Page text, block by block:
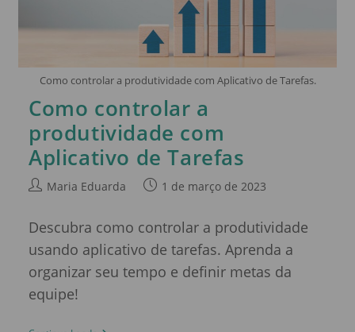
Como controlar a produtividade com Aplicativo de Tarefas.
Como controlar a
produtividade com
Aplicativo de Tarefas
Maria Eduarda 1 de março de 2023
Descubra como controlar a produtividade
usando aplicativo de tarefas. Aprenda a
organizar seu tempo e definir metas da
equipe!